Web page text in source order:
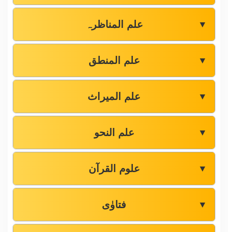
علم المناظرہ ▼
علم المنطق ▼
علم المیراث ▼
علم النحو ▼
علوم القرآن ▼
فتاوٰی ▼